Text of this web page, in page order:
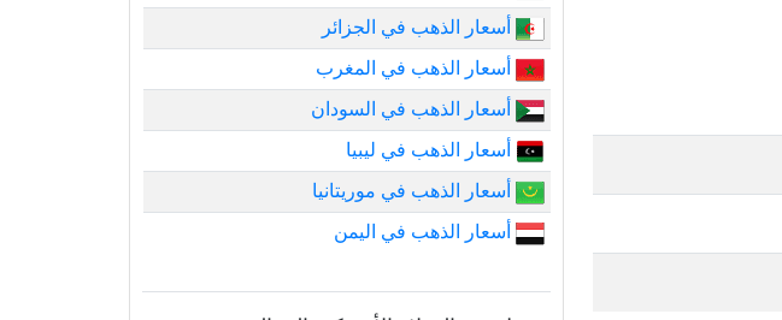
أسعار الذهب في الجزائر
أسعار الذهب في المغرب
أسعار الذهب في السودان
أسعار الذهب في ليبيا
أسعار الذهب في موريتانيا
أسعار الذهب في اليمن